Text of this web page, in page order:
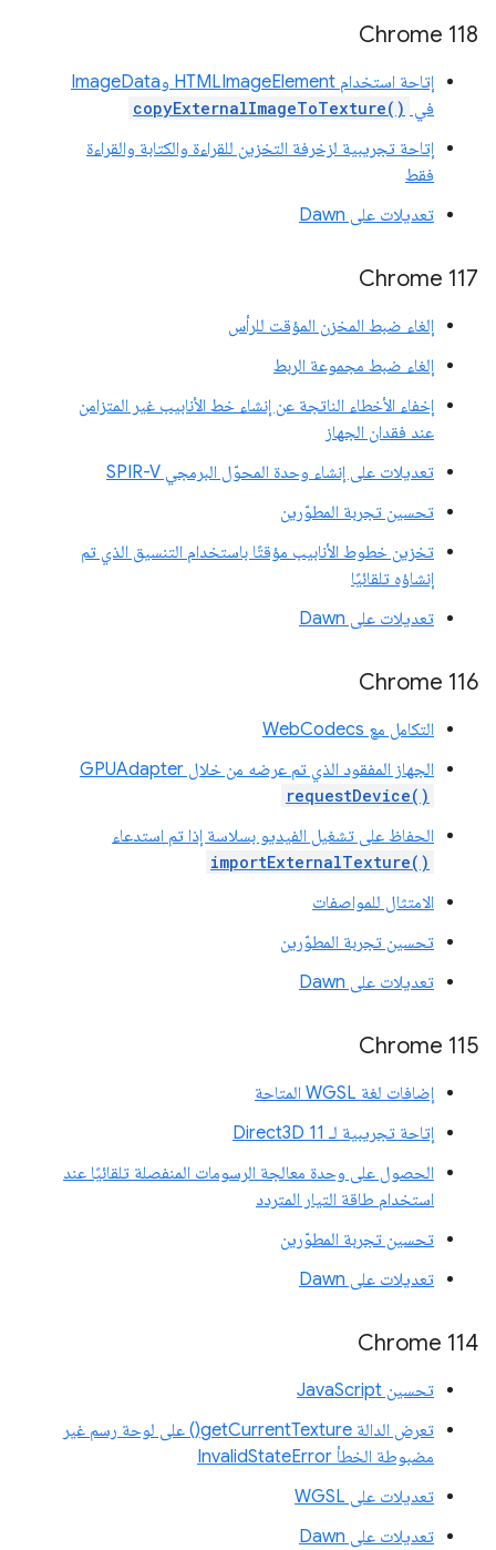
Chrome 118
إتاحة استخدام HTMLImageElement وImageData
في copyExternalImageToTexture()
إتاحة تجريبية لزخرفة التخزين للقراءة والكتابة والقراءة
فقط
تعديلات على Dawn
Chrome 117
إلغاء ضبط المخزن المؤقت للرأس
إلغاء ضبط مجموعة الربط
إخفاء الأخطاء الناتجة عن إنشاء خط الأنابيب غير المتزامن
عند فقدان الجهاز
تعديلات على إنشاء وحدة المحوّل البرمجي SPIR-V
تحسين تجربة المطوّرين
تخزين خطوط الأنابيب مؤقتًا باستخدام التنسيق الذي تم
إنشاؤه تلقائيًا
تعديلات على Dawn
Chrome 116
التكامل مع WebCodecs
الجهاز المفقود الذي تم عرضه من خلال GPUAdapter
requestDevice()
الحفاظ على تشغيل الفيديو بسلاسة إذا تم استدعاء
importExternalTexture()
الامتثال للمواصفات
تحسين تجربة المطوّرين
تعديلات على Dawn
Chrome 115
إضافات لغة WGSL المتاحة
إتاحة تجريبية لـ Direct3D 11
الحصول على وحدة معالجة الرسومات المنفصلة تلقائيًا عند
استخدام طاقة التيار المتردد
تحسين تجربة المطوّرين
تعديلات على Dawn
Chrome 114
تحسين JavaScript
تعرض الدالة getCurrentTexture() على لوحة رسم غير
مضبوطة الخطأ InvalidStateError
تعديلات على WGSL
تعديلات على Dawn